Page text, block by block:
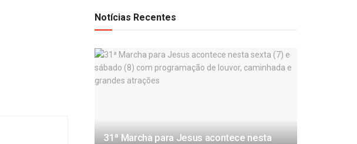
Notícias Recentes
31ª Marcha para Jesus acontece nesta